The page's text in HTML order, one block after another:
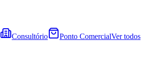
Consultório Ponto ComercialVer todos